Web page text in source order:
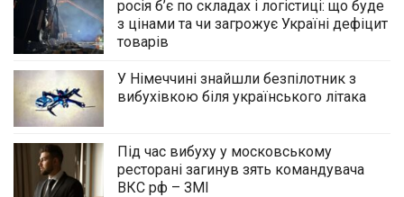
росія б’є по складах і логістиці: що буде
з цінами та чи загрожує Україні дефіцит
товарів
У Німеччині знайшли безпілотник з
вибухівкою біля українського літака
Під час вибуху у московському
ресторані загинув зять командувача
ВКС рф – ЗМІ